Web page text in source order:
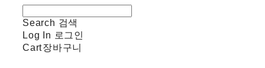
Search 검색
Log In 로그인
Cart장바구니